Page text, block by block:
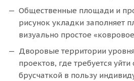
Общественные площади и
рисунок укладки заполняет
визуально простое
Дворовые территории
проектов, где требуется
брусчаткой в пользу